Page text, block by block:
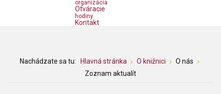
organizácia
Otváracie
hodiny
Kontakt
Nachádzate sa tu: Hlavná stránka O knižnici
O nás
Zoznam aktualít